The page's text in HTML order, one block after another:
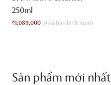
250ml
₫1,089,000
Sản phẩm mới nhất